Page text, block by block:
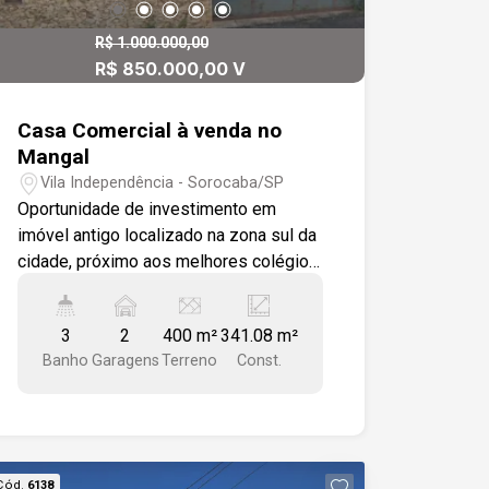
R$ 1.000.000,00
R$ 850.000,00 V
Casa Comercial à venda no
Mangal
Vila Independência - Sorocaba/SP
Oportunidade de investimento em
imóvel antigo localizado na zona sul da
cidade, próximo aos melhores colégios.
esse imóvel oferece espaço e
potencial para ser utilizado para fins
residenciais e comerciais. A casa é
(piso superior) com sala, escritório,
3
Banho
2
Garagens
400 m²
Terreno
341.08 m²
Const.
6138